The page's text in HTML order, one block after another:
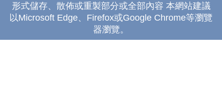
形式儲存、散佈或重製部分或全部內容 本網站建議
以Microsoft Edge、Firefox或Google Chrome等瀏覽
器瀏覽。